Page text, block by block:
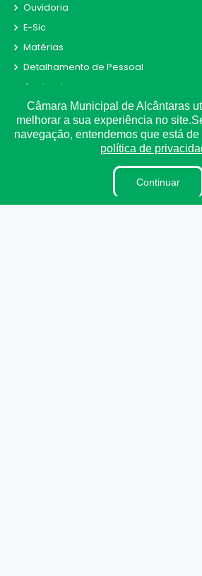
Ouvidoria
E-Sic
Matérias
Detalhamento de Pessoal
Contracheque
Receitas e Despesas
Radar da Transparência
Parecer TCE
Câmara Municipal de Alcântaras
melhorar a sua experiência no
navegação, entendemos que está
política de
Continuar